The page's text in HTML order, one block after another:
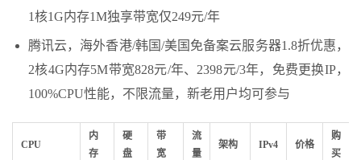
1核1G内存1M独享带宽仅249元/年
腾讯云，海外香港/韩国/美国免备案云服务器1.8折优惠，
2核4G内存5M带宽828元/年、2398元/3年，免费更换IP，
100%CPU性能，不限流量，新老用户均可参与
CPU
内
存
硬
盘
带
宽
流
量
架构 IPv4 价格
购
买